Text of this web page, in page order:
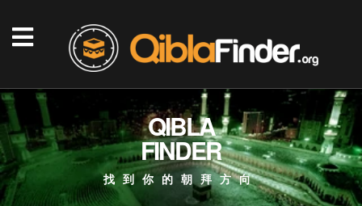
QIBLA
FINDER
找到你的朝拜方向